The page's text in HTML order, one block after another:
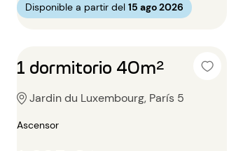
Disponible a partir del 15 ago 2026
1 dormitorio 40m²
Jardin du Luxembourg, París 5
Ascensor